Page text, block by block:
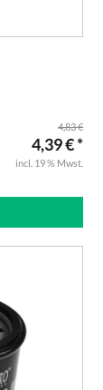
4,83 €
4,39 € *
incl. 19 % Mwst.